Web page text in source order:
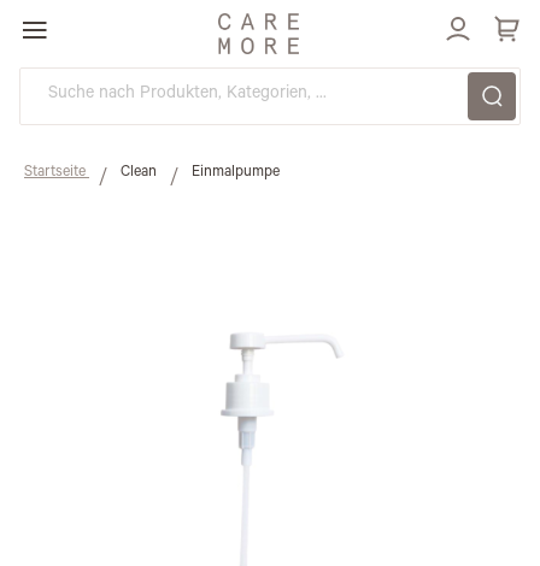
Direkt
zum
Inhalt
Startseite Clean Einmalpumpe